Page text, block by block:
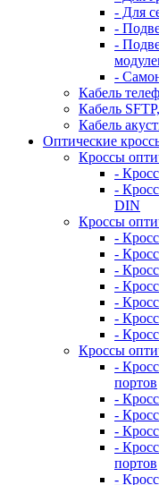
- Для
-
-
-
Кабель
Кабель
Кабель
Оптические
Кроссы
-
-
DIN
Кроссы
-
-
-
-
-
-
-
Кроссы
-
портов
-
-
-
-
портов
-